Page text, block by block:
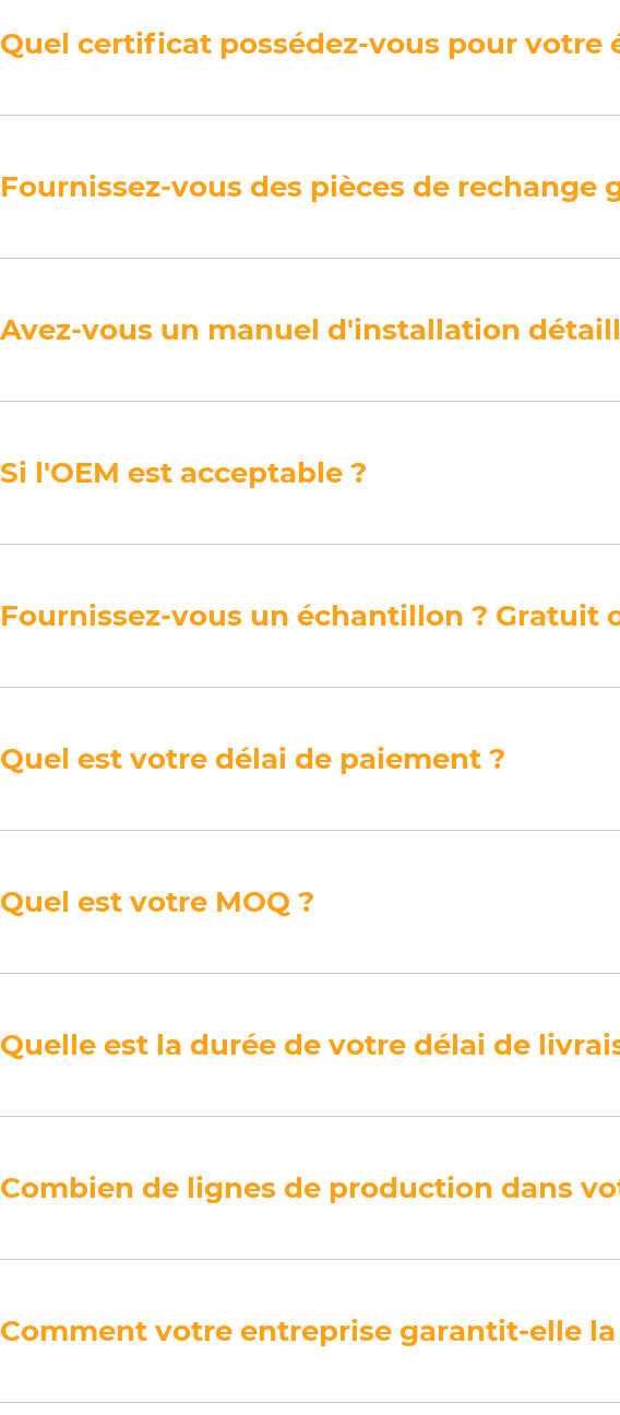
Quel certificat possédez-vous pour votre
Fournissez-vous des pièces de rechange
Avez-vous un manuel d'installation
Si l'OEM est acceptable ?
Fournissez-vous un échantillon ? Gratuit
Quel est votre délai de paiement ?
Quel est votre MOQ ?
Quelle est la durée de votre délai de
Combien de lignes de production dans
Comment votre entreprise garantit-elle